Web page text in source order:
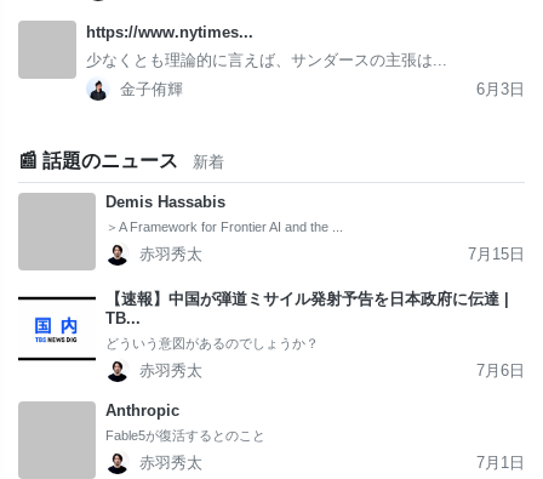
https://www.nytimes...
少なくとも理論的に言えば、サンダースの主張は...
金子侑輝
6月3日
📰 話題のニュース 新着
Demis Hassabis
＞A Framework for Frontier AI and the ...
赤羽秀太 7月15日
【速報】中国が弾道ミサイル発射予告を日本政府に伝達 |
TB...
どういう意図があるのでしょうか？
赤羽秀太 7月6日
Anthropic
Fable5が復活するとのこと
赤羽秀太 7月1日